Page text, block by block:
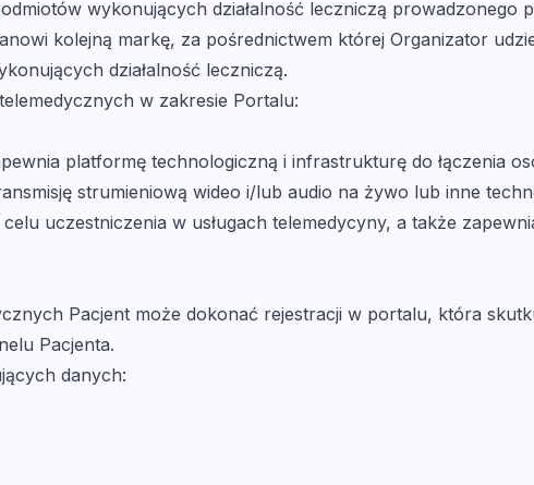
wykonujących działalność leczniczą prowadzonego
kolejną markę, za pośrednictwem której Organizator
działalność leczniczą.
w zakresie Portalu:
platformę technologiczną i infrastrukturę do łączenia
strumieniową wideo i/lub audio na żywo lub inne
uczestniczenia w usługach telemedycyny, a także
Pacjent może dokonać rejestracji w portalu, która
Pacjenta.
danych: